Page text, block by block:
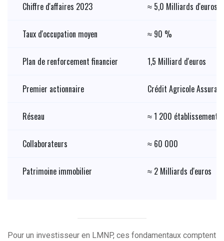
Chiffre d'affaires 2023 ≈ 5,0 Milliards d'euros
Taux d'occupation moyen ≈ 90 %
Plan de renforcement financier 1,5 Milliard d'euros
Premier actionnaire Crédit Agricole
Réseau ≈ 1 200
Collaborateurs ≈ 60 000
Patrimoine immobilier ≈ 2 Milliards d'euros
Pour un investisseur en LMNP, ces fondamentaux comptent